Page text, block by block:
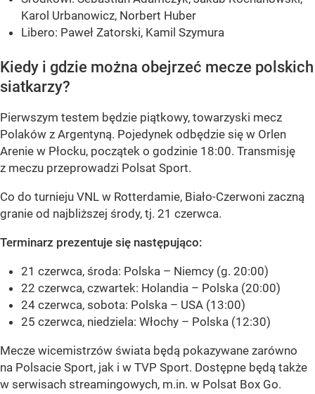
Karol Urbanowicz, Norbert Huber
Libero: Paweł Zatorski, Kamil Szymura
Kiedy i gdzie można obejrzeć mecze polskich
siatkarzy?
Pierwszym testem będzie piątkowy, towarzyski mecz
Polaków z Argentyną. Pojedynek odbędzie się w Orlen
Arenie w Płocku, początek o godzinie 18:00. Transmisję
z meczu przeprowadzi Polsat Sport.
Co do turnieju VNL w Rotterdamie, Biało-Czerwoni zaczną
granie od najbliższej środy, tj. 21 czerwca.
Terminarz prezentuje się następująco:
21 czerwca, środa: Polska – Niemcy (g. 20:00)
22 czerwca, czwartek: Holandia – Polska (20:00)
24 czerwca, sobota: Polska – USA (13:00)
25 czerwca, niedziela: Włochy – Polska (12:30)
Mecze wicemistrzów świata będą pokazywane zarówno
na Polsacie Sport, jak i w TVP Sport. Dostępne będą także
w serwisach streamingowych, m.in. w Polsat Box Go.